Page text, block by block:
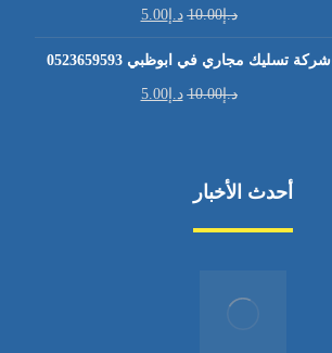
د.إ10.00 د.إ5.00
شركة تسليك مجاري في ابوظبي 0523659593
د.إ10.00 د.إ5.00
أحدث الأخبار